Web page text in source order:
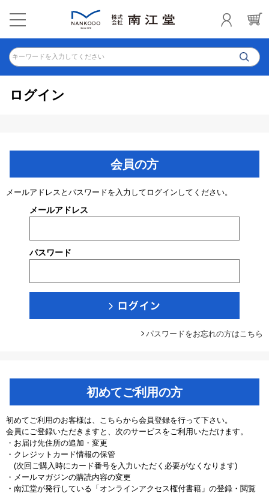
キーワードを入力してください
ログイン
会員の方
メールアドレスとパスワードを入力してログインしてください。
メールアドレス
パスワード
パスワードをお忘れの方はこちら
初めてご利用の方
初めてご利用のお客様は、こちらから会員登録を行って下さい。
会員にご登録いただきますと、次のサービスをご利用いただけます。
・お届け先住所の追加・変更
・クレジットカード情報の保管
(次回ご購入時にカード番号を入力いただく必要がなくなります)
・メールマガジンの購読内容の変更
・南江堂が発行している「オンラインアクセス権付書籍」の登録・閲覧